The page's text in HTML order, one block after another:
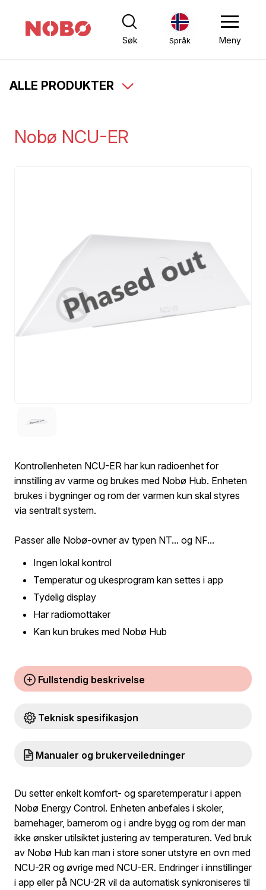
Søk Språk Meny
ALLE PRODUKTER
Nobø NCU-ER
Kontrollenheten NCU-ER har kun radioenhet for
innstilling av varme og brukes med Nobø Hub. Enheten
brukes i bygninger og rom der varmen kun skal styres
via sentralt system.
Passer alle Nobø-ovner av typen NT... og NF...
Ingen lokal kontrol
Temperatur og ukesprogram kan settes i app
Tydelig display
Har radiomottaker
Kan kun brukes med Nobø Hub
Fullstendig beskrivelse
Teknisk spesifikasjon
Manualer og brukerveiledninger
Du setter enkelt komfort- og sparetemperatur i appen
Nobø Energy Control. Enheten anbefales i skoler,
barnehager, barnerom og i andre bygg og rom der man
ikke ønsker utilsiktet justering av temperaturen. Ved bruk
av Nobø Hub kan man i store soner utstyre en ovn med
NCU-2R og øvrige med NCU-ER. Endringer i innstillinger
i app eller på NCU-2R vil da automatisk synkroniseres til